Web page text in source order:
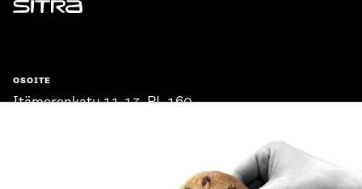
Sitra
OSOITE
Itämerenkatu 11-13, PL 160,